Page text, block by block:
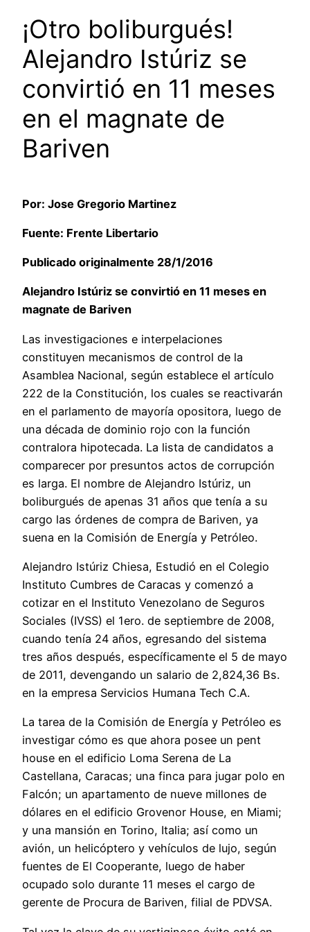
¡Otro boliburgués!
Alejandro Istúriz se
convirtió en 11 meses
en el magnate de
Bariven
Por: Jose Gregorio Martinez
Fuente: Frente Libertario
Publicado originalmente 28/1/2016
Alejandro Istúriz se convirtió en 11 meses en
magnate de Bariven
Las investigaciones e interpelaciones
constituyen mecanismos de control de la
Asamblea Nacional, según establece el artículo
222 de la Constitución, los cuales se reactivarán
en el parlamento de mayoría opositora, luego de
una década de dominio rojo con la función
contralora hipotecada. La lista de candidatos a
comparecer por presuntos actos de corrupción
es larga. El nombre de Alejandro Istúriz, un
boliburgués de apenas 31 años que tenía a su
cargo las órdenes de compra de Bariven, ya
suena en la Comisión de Energía y Petróleo.
Alejandro Istúriz Chiesa, Estudió en el Colegio
Instituto Cumbres de Caracas y comenzó a
cotizar en el Instituto Venezolano de Seguros
Sociales (IVSS) el 1ero. de septiembre de 2008,
cuando tenía 24 años, egresando del sistema
tres años después, específicamente el 5 de mayo
de 2011, devengando un salario de 2,824,36 Bs.
en la empresa Servicios Humana Tech C.A.
La tarea de la Comisión de Energía y Petróleo es
investigar cómo es que ahora posee un pent
house en el edificio Loma Serena de La
Castellana, Caracas; una finca para jugar polo en
Falcón; un apartamento de nueve millones de
dólares en el edificio Grovenor House, en Miami;
y una mansión en Torino, Italia; así como un
avión, un helicóptero y vehículos de lujo, según
fuentes de El Cooperante, luego de haber
ocupado solo durante 11 meses el cargo de
gerente de Procura de Bariven, filial de PDVSA.